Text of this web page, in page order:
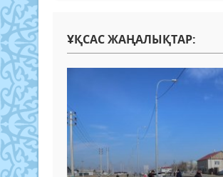
ҰҚСАС ЖАҢАЛЫҚТАР: